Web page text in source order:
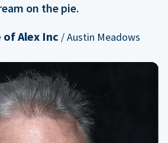
on the pie.
Alex Inc / Austin Meadows